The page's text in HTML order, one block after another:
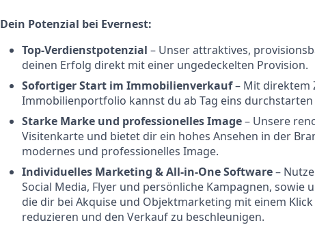
Dein Potenzial bei Evernest:
Top-Verdienstpotenzial – Unser attraktives,
deinen Erfolg direkt mit einer ungedeckelten Provision.
Sofortiger Start im Immobilienverkauf– Mit direktem
Immobilienportfolio kannst du ab Tag eins
Starke Marke und professionelles Image– Unsere
Visitenkarte und bietet dir ein hohes Ansehen in der
modernes und professionelles Image.
Individuelles Marketing & All-in-One Software–
Social Media, Flyer und persönliche Kampagnen,
die dir bei Akquise und Objektmarketing mit einem
reduzieren und den Verkauf zu beschleunigen.